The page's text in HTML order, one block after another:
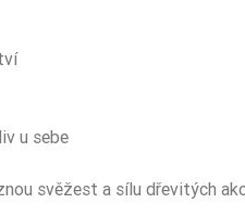
u sebe
svěžest a sílu dřevitých